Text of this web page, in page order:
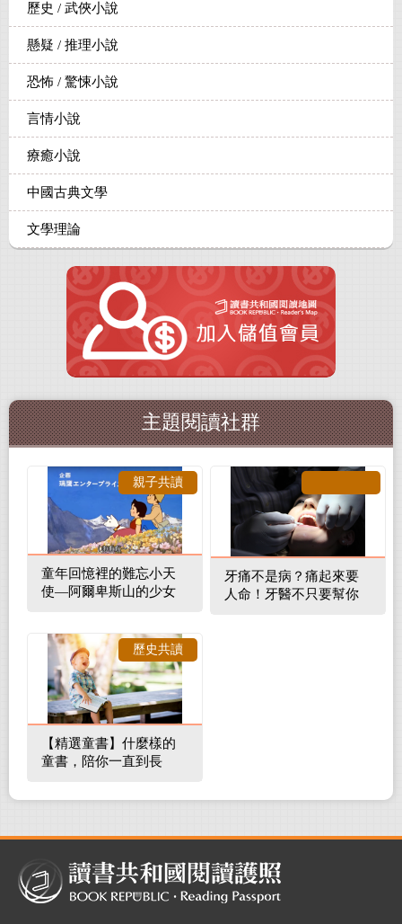
歷史 / 武俠小說
懸疑 / 推理小說
恐怖 / 驚悚小說
言情小說
療癒小說
中國古典文學
文學理論
主題閱讀社群
童年回憶裡的難忘小天
使—阿爾卑斯山的少女
親子共讀
牙痛不是病？痛起來要
人命！牙醫不只要幫你
【精選童書】什麼樣的
童書，陪你一直到長
歷史共讀